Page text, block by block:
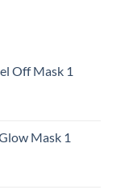
Off Mask 1
Mask 1